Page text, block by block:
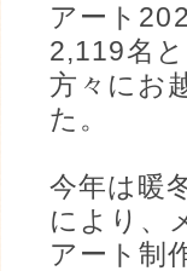
アート
2,119名
方々にお
た。
今年は暖
により、
アート制